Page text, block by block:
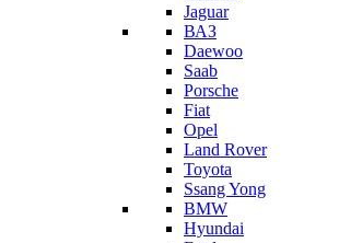
Jaguar
ВАЗ
Daewoo
Saab
Porsche
Fiat
Opel
Land Rover
Toyota
Ssang Yong
BMW
Hyundai